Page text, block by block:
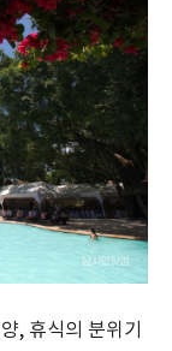
, 휴식의 분위기